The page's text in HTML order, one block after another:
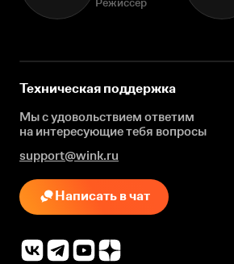
Техническая поддержка
Мы с удовольствием ответим
на интересующиетебя вопросы
support@wink.ru
Написать в чат